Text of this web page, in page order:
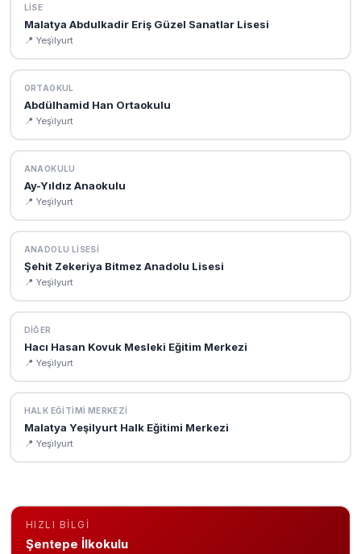
LISE
Malatya Abdulkadir Eriş Güzel Sanatlar Lisesi
📍 Yeşi̇lyurt
ORTAOKUL
Abdülhamid Han Ortaokulu
📍 Yeşi̇lyurt
ANAOKULU
Ay-Yıldız Anaokulu
📍 Yeşi̇lyurt
ANADOLU LISESI
Şehit Zekeriya Bitmez Anadolu Lisesi
📍 Yeşi̇lyurt
DIĞER
Hacı Hasan Kovuk Mesleki Eğitim Merkezi
📍 Yeşi̇lyurt
HALK EĞITIMI MERKEZI
Malatya Yeşilyurt Halk Eğitimi Merkezi
📍 Yeşi̇lyurt
HIZLI BILGI
Şentepe İlkokulu